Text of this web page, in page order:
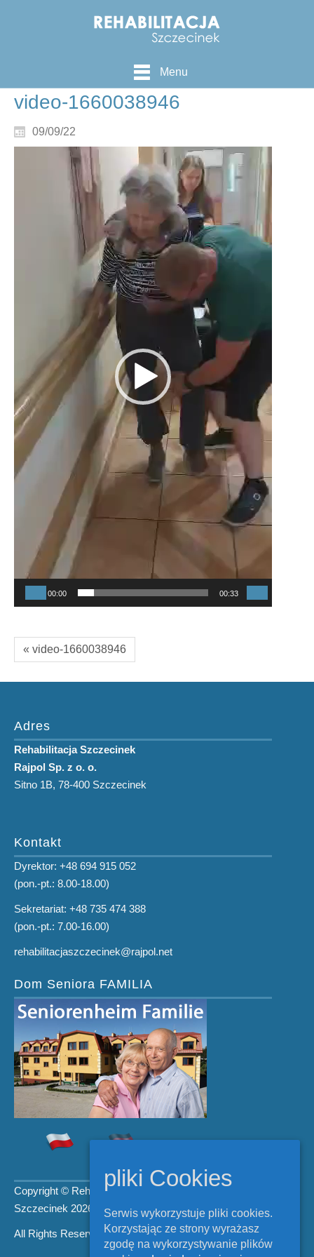
Menu
video-1660038946
09/09/22
Odtwarzacz
00:00 00:33
« video-1660038946
Adres
Rehabilitacja Szczecinek
Rajpol Sp. z o. o.
Sitno 1B, 78-400 Szczecinek
Kontakt
Dyrektor: +48 694 915 052
(pon.-pt.: 8.00-18.00)
Sekretariat: +48 735 474 388
(pon.-pt.: 7.00-16.00)
rehabilitacjaszczecinek@rajpol.net
Dom Seniora FAMILIA
Copyright © Rehabilitacja
Szczecinek 2026.
All Rights Reserved.
pliki Cookies
Serwis wykorzystuje pliki cookies.
Korzystając ze strony wyrażasz
zgodę na wykorzystywanie plików